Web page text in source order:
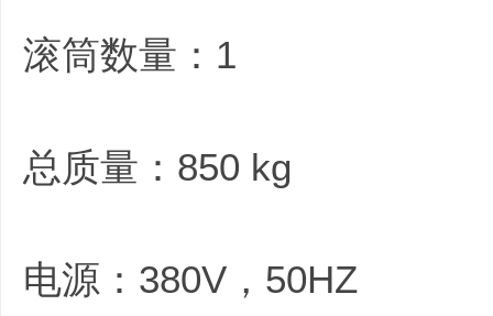
滚筒数量：1
总质量：850 kg
电源：380V，50HZ